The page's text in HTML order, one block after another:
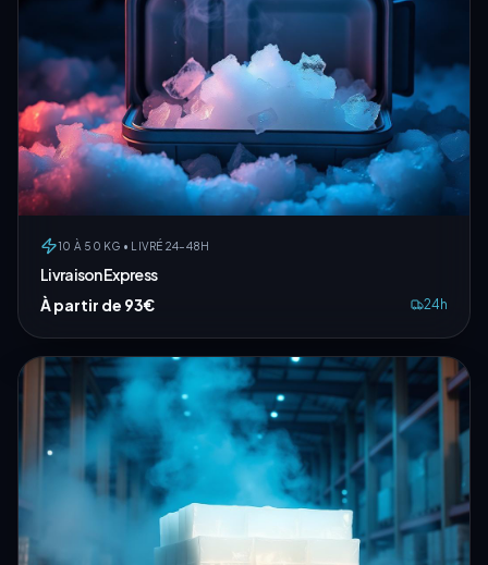
10 À 50 KG • LIVRÉ 24–48H
Livraison Express
À partir de 93€
24h